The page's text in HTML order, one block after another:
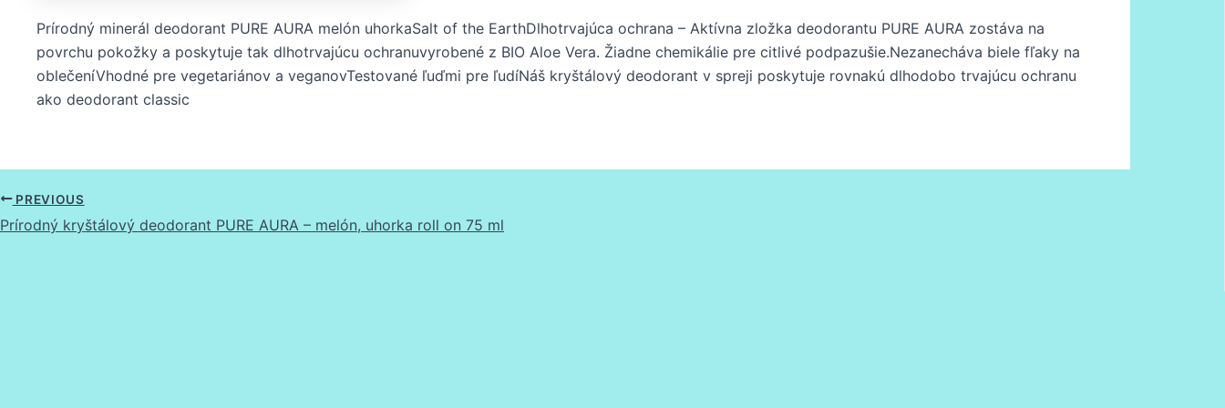
Prírodný minerál deodorant PURE AURA melón uhorkaSalt of the EarthDlhotrvajúca ochrana – Aktívna zložka deodorantu PURE AURA zostáva na
povrchu pokožky a poskytuje tak dlhotrvajúcu ochranuvyrobené z BIO Aloe Vera. Žiadne chemikálie pre citlivé podpazušie.Nezanecháva biele fľaky na
oblečeníVhodné pre vegetariánov a veganovTestované ľuďmi pre ľudíNáš kryštálový deodorant v spreji poskytuje rovnakú dlhodobo trvajúcu ochranu
ako deodorant classic
PREVIOUS
Prírodný kryštálový deodorant PURE AURA – melón, uhorka roll on 75 ml